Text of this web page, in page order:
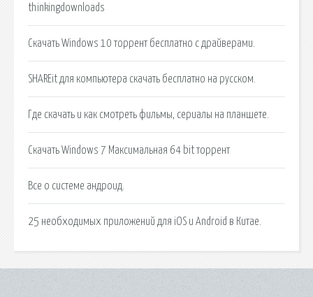
thinkingdownloads
Скачать Windows 10 торрент бесплатно с драйверами.
SHAREit для компьютера cкачать бесплатно на русском.
Где скачать и как смотреть фильмы, сериалы на планшете.
Скачать Windows 7 Максимальная 64 bit торрент
Все о системе андроид.
25 необходимых приложений для iOS и Android в Китае.